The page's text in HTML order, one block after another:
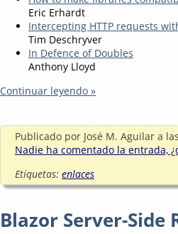
Eric Erhardt
Intercepting HTTP requests
Tim Deschryver
In Defence of Doubles
Anthony Lloyd
Continuar leyendo »
Publicado por José M. Aguilar a
Nadie ha comentado la entrada,
Etiquetas: enlaces
Blazor Server-Side